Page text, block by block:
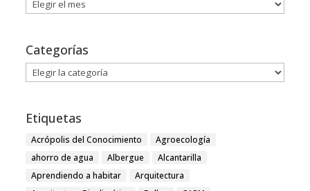
Categorías
Categorías
Etiquetas
Acrópolis del Conocimiento
Agroecología
ahorro de agua
Albergue
Alcantarilla
Aprendiendo a habitar
Arquitectura